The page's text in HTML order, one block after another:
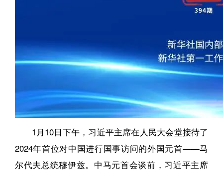
1月10日下午，习近平主席在人民大会堂接待了
2024年首位对中国进行国事访问的外国元首——马
尔代夫总统穆伊兹。中马元首会谈前，习近平主席